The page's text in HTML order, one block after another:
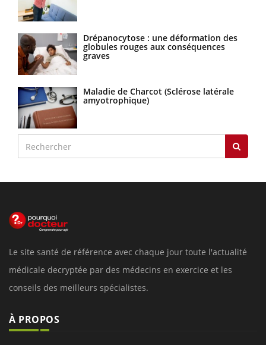
Drépanocytose : une déformation des
globules rouges aux conséquences
graves
Maladie de Charcot (Sclérose latérale
amyotrophique)
Le site santé de référence avec chaque jour toute l'actualité
médicale decryptée par des médecins en exercice et les
conseils des meilleurs spécialistes.
À PROPOS